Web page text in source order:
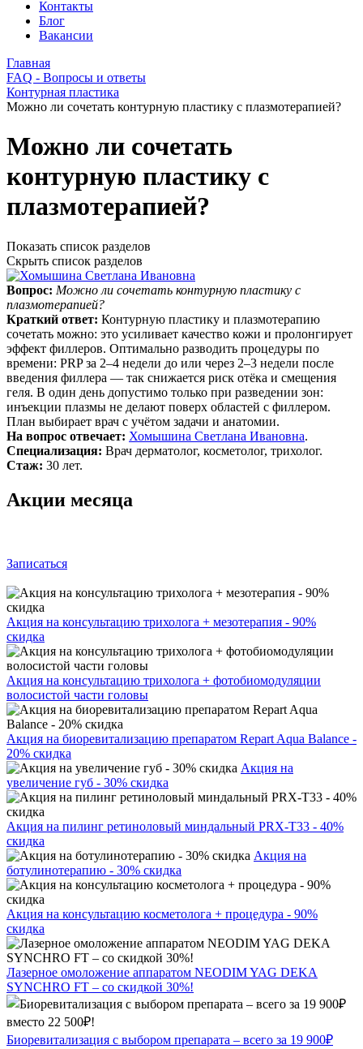
Контакты
Блог
Вакансии
Главная
FAQ - Вопросы и ответы
Контурная пластика
Можно ли сочетать контурную пластику с плазмотерапией?
Можно ли сочетать
контурную пластику с
плазмотерапией?
Показать список разделов
Скрыть список разделов
Вопрос: Можно ли сочетать контурную пластику с
плазмотерапией?
Краткий ответ: Контурную пластику и плазмотерапию
сочетать можно: это усиливает качество кожи и пролонгирует
эффект филлеров. Оптимально разводить процедуры по
времени: PRP за 2–4 недели до или через 2–3 недели после
введения филлера — так снижается риск отёка и смещения
геля. В один день допустимо только при разведении зон:
инъекции плазмы не делают поверх областей с филлером.
План выбирает врач с учётом задачи и анатомии.
На вопрос отвечает: Хомышина Светлана Ивановна.
Специализация: Врач дерматолог, косметолог, трихолог.
Стаж: 30 лет.
Акции месяца
Записаться
Акция на консультацию трихолога + мезотерапия - 90%
скидка
Акция на консультацию трихолога + фотобиомодуляции
волосистой части головы
Акция на биоревитализацию препаратом Repart Aqua Balance -
20% скидка
Акция на
увеличение губ - 30% скидка
Акция на пилинг ретиноловый миндальный PRX-T33 - 40%
скидка
Акция на
ботулинотерапию - 30% скидка
Акция на консультацию косметолога + процедура - 90%
скидка
Лазерное омоложение аппаратом NEODIM YAG DEKA
SYNCHRO FT – со скидкой 30%!
Биоревитализация с выбором препарата – всего за 19 900₽